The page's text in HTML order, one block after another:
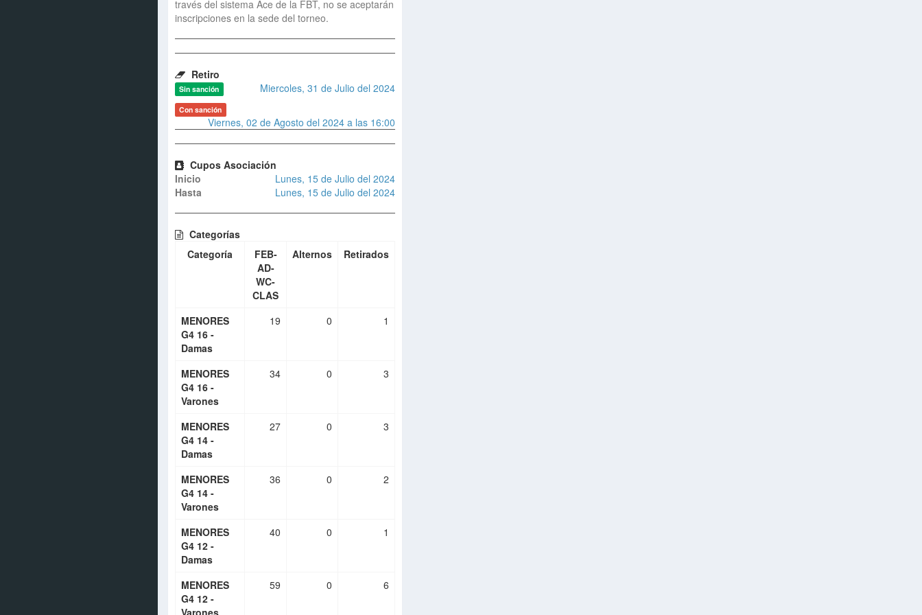
través del sistema Ace de la FBT, no se aceptarán
inscripciones en la sede del torneo.
Retiro
Sin sanción Miercoles, 31 de Julio del 2024
Con sanción
Viernes, 02 de Agosto del 2024 a las 16:00
Cupos Asociación
Inicio
Lunes, 15 de Julio del 2024
Hasta
Lunes, 15 de Julio del 2024
Categorías
Categoría
FEB-
AD-
WC-
CLAS
Alternos Retirados
MENORES
G4 16 -
Damas
19 0 1
MENORES
G4 16 -
Varones
34 0 3
MENORES
G4 14 -
Damas
27 0 3
MENORES
G4 14 -
Varones
36 0 2
MENORES
G4 12 -
Damas
40 0 1
MENORES
G4 12 -
Varones
59 0 6